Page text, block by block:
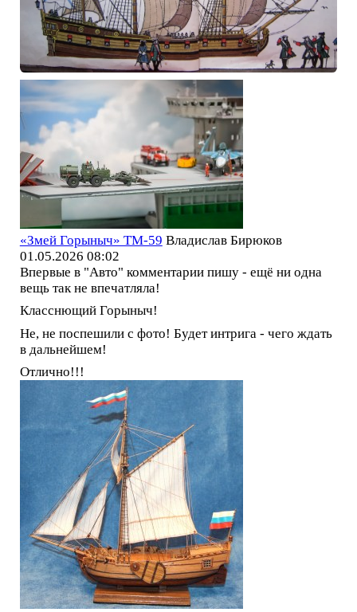
«Змей Горыныч» ТМ-59 Владислав Бирюков
01.05.2026 08:02
Впервые в "Авто" комментарии пишу - ещё ни одна
вещь так не впечатляла!
Класснющий Горыныч!
Не, не поспешили с фото! Будет интрига - чего ждать
в дальнейшем!
Отлично!!!